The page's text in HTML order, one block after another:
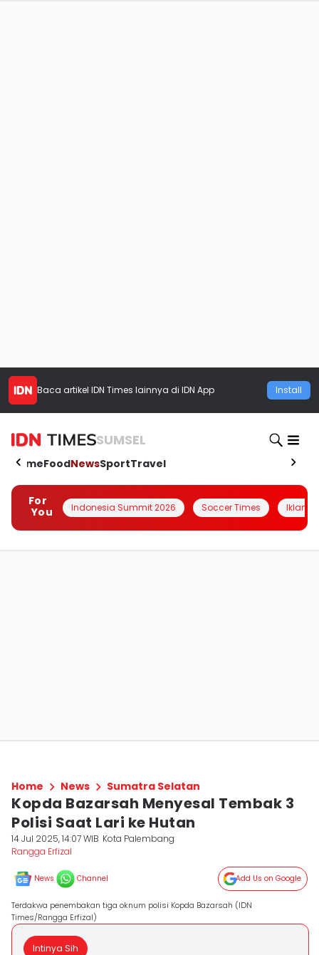
Baca artikel IDN Times lainnya di IDN App Install
SUMSEL
HomeFoodNewsSportTravel
For
You
Indonesia Summit 2026 Soccer Times Iklanin
Home News Sumatra Selatan
Kopda Bazarsah Menyesal Tembak 3
Polisi Saat Lari ke Hutan
14 Jul 2025, 14:07 WIB Kota Palembang
Rangga Erfizal
News Channel Add Us on Google
Terdakwa penembakan tiga oknum polisi Kopda Bazarsah (IDN
Times/Rangga Erfizal)
Intinya Sih